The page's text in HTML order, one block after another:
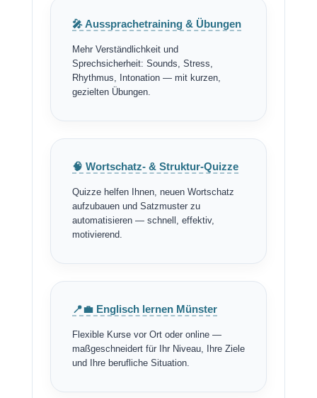
🎤 Aussprachetraining & Übungen
Mehr Verständlichkeit und
Sprechsicherheit: Sounds, Stress,
Rhythmus, Intonation — mit kurzen,
gezielten Übungen.
🧠 Wortschatz- & Struktur-Quizze
Quizze helfen Ihnen, neuen Wortschatz
aufzubauen und Satzmuster zu
automatisieren — schnell, effektiv,
motivierend.
📍💼 Englisch lernen Münster
Flexible Kurse vor Ort oder online —
maßgeschneidert für Ihr Niveau, Ihre Ziele
und Ihre berufliche Situation.